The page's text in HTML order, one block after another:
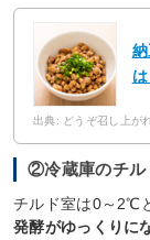
出典: どうぞ召し上が
②冷蔵庫のチル
チルド室は0～2℃
発酵がゆっくりに